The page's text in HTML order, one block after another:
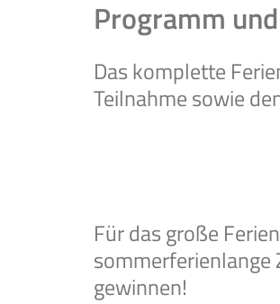
Programm
Das komplette
Teilnahme sowie
Für das große
sommerferienlange
gewinnen!